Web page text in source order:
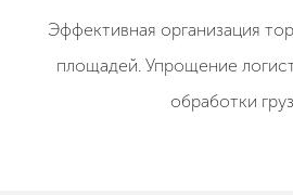
Эффективная организация
площадей. Упрощение
обработки